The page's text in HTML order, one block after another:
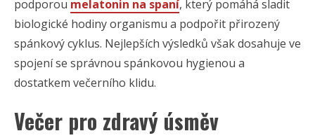
podporou melatonin na spaní, který pomáhá sladit
biologické hodiny organismu a podpořit přirozený
spánkový cyklus. Nejlepších výsledků však dosahuje ve
spojení se správnou spánkovou hygienou a
dostatkem večerního klidu.
Večer pro zdravý úsměv